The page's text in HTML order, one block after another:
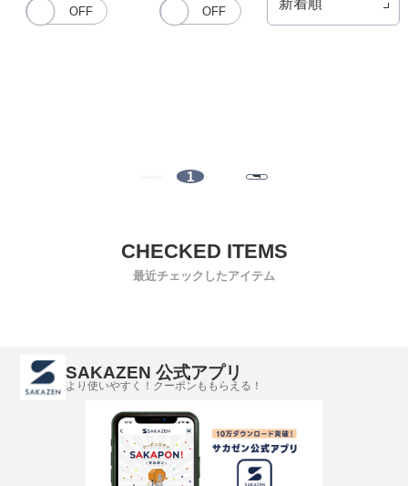
1
最近チェックしたアイテム
SAKAZEN 公式アプリ
より使いやすく！クーポンももらえる！